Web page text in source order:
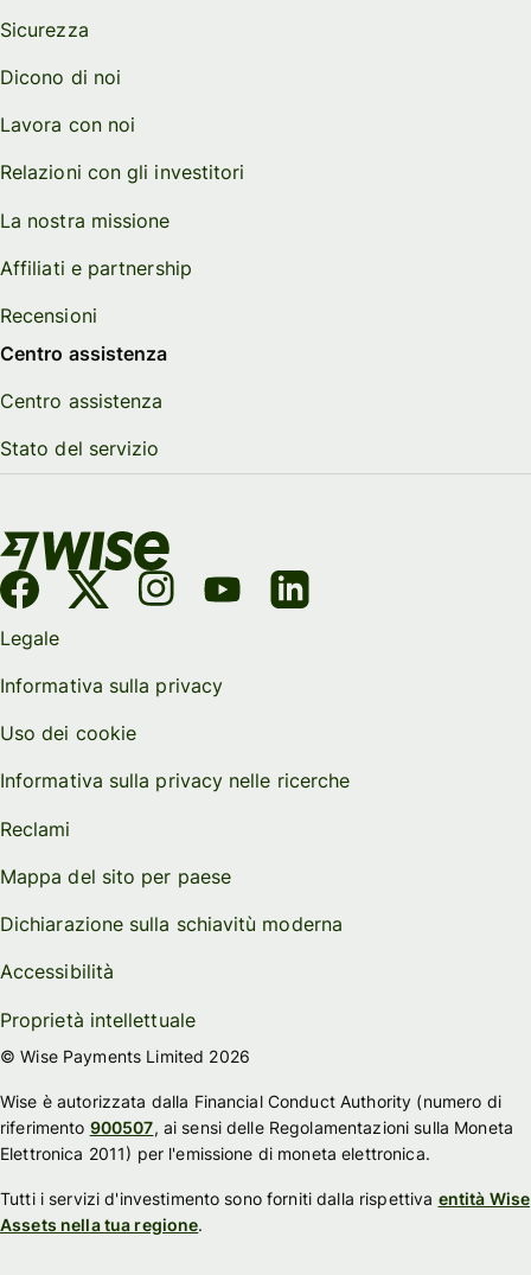
Sicurezza
Dicono di noi
Lavora con noi
Relazioni con gli investitori
La nostra missione
Affiliati e partnership
Recensioni
Centro assistenza
Centro assistenza
Stato del servizio
Legale
Informativa sulla privacy
Uso dei cookie
Informativa sulla privacy nelle ricerche
Reclami
Mappa del sito per paese
Dichiarazione sulla schiavitù moderna
Accessibilità
Proprietà intellettuale
© Wise Payments Limited 2026
Wise è autorizzata dalla Financial Conduct Authority (numero di
riferimento 900507, ai sensi delle Regolamentazioni sulla Moneta
Elettronica 2011) per l'emissione di moneta elettronica.
Tutti i servizi d'investimento sono forniti dalla rispettiva entità Wise
Assets nella tua regione.